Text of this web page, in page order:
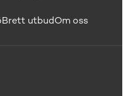
Brett utbudOm oss